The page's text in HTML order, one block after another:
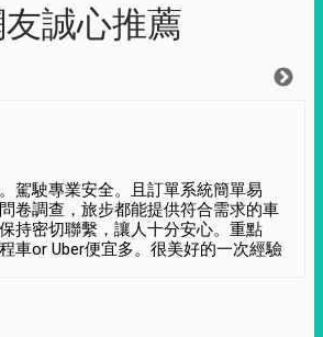
誠心推薦
駕駛專業安全。且訂單系統簡單易
卷調查，旅步都能提供符合需求的車
持密切聯繫，讓人十分安心。重點
車or Uber便宜多。很美好的一次經驗